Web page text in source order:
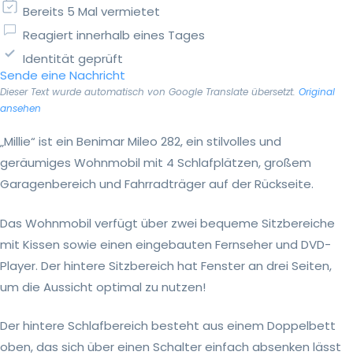
Bereits 5 Mal vermietet
Reagiert innerhalb eines Tages
Identität geprüft
Sende eine Nachricht
Dieser Text wurde automatisch von Google Translate übersetzt. Original
ansehen
„Millie“ ist ein Benimar Mileo 282, ein stilvolles und
geräumiges Wohnmobil mit 4 Schlafplätzen, großem
Garagenbereich und Fahrradträger auf der Rückseite.
Das Wohnmobil verfügt über zwei bequeme Sitzbereiche
mit Kissen sowie einen eingebauten Fernseher und DVD-
Player. Der hintere Sitzbereich hat Fenster an drei Seiten,
um die Aussicht optimal zu nutzen!
Der hintere Schlafbereich besteht aus einem Doppelbett
oben, das sich über einen Schalter einfach absenken lässt